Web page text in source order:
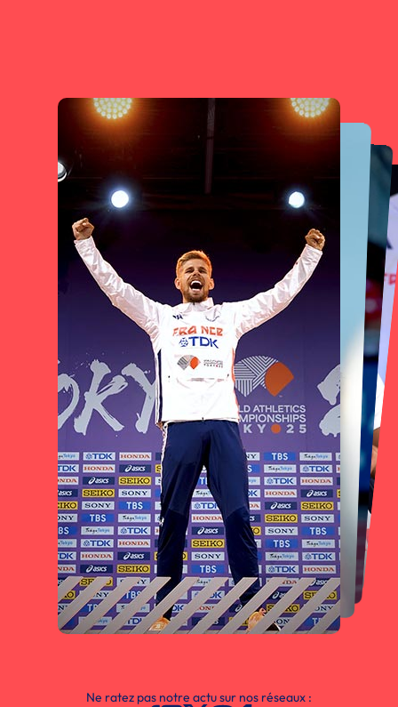
Ne ratez pas notre actu sur nos réseaux :